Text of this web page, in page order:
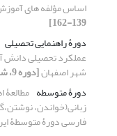
اساس مؤلفه های
139-162]
دورۀ راهنمایی تحصیلی
عملکرد تحصیلی دانش
شهر اصفهان[دوره 9، شماره 2، 1389، صفحه 7-24]
دورۀ متوسطه
زبانی(خواندن،
فارسی دورۀ متوسطۀ